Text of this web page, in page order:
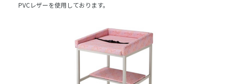
PVCレザーを使用しております。